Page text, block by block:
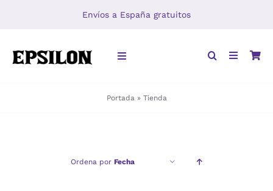
Envíos a España gratuitos
Toggle
Portada » Tienda
Ordena por Fecha